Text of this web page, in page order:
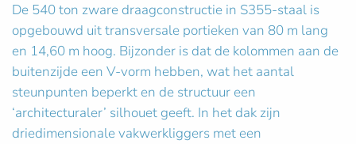
De 540 ton zware draagconstructie in S355-staal is
opgebouwd uit transversale portieken van 80 m lang
en 14,60 m hoog. Bijzonder is dat de kolommen aan de
buitenzijde een V-vorm hebben, wat het aantal
steunpunten beperkt en de structuur een
‘architecturaler’ silhouet geeft. In het dak zijn
driedimensionale vakwerkliggers met een